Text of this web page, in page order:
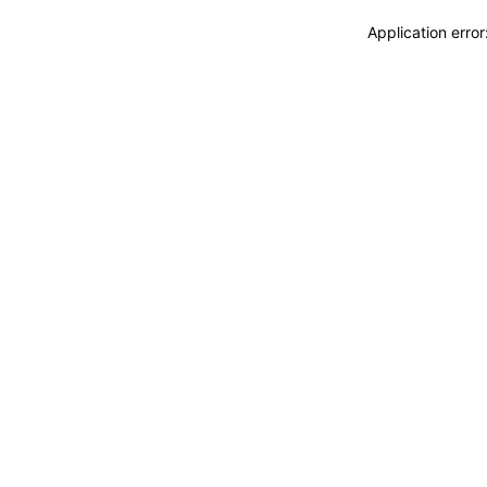
Application